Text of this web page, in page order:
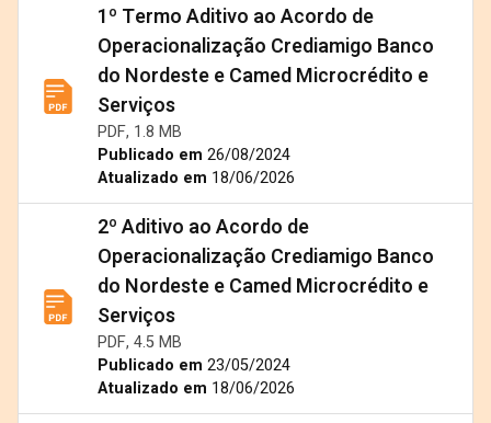
1º Termo Aditivo ao Acordo de
Operacionalização Crediamigo Banco
do Nordeste e Camed Microcrédito e
Serviços
PDF, 1.8 MB
Publicado em 26/08/2024
Atualizado em 18/06/2026
2º Aditivo ao Acordo de
Operacionalização Crediamigo Banco
do Nordeste e Camed Microcrédito e
Serviços
PDF, 4.5 MB
Publicado em 23/05/2024
Atualizado em 18/06/2026